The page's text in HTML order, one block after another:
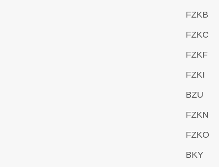
FZKB
FZKC
FZKF
FZKI
BZU
FZKN
FZKO
BKY